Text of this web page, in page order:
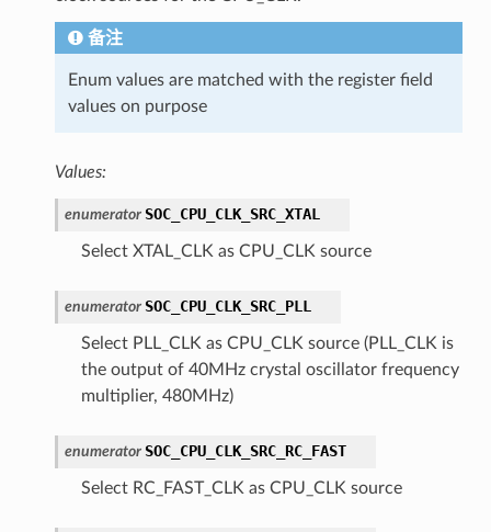
备注
Enum values are matched with the register field
values on purpose
Values:
enumerator SOC_CPU_CLK_SRC_XTAL
Select XTAL_CLK as CPU_CLK source
enumerator SOC_CPU_CLK_SRC_PLL
Select PLL_CLK as CPU_CLK source (PLL_CLK is
the output of 40MHz crystal oscillator frequency
multiplier, 480MHz)
enumerator SOC_CPU_CLK_SRC_RC_FAST
Select RC_FAST_CLK as CPU_CLK source